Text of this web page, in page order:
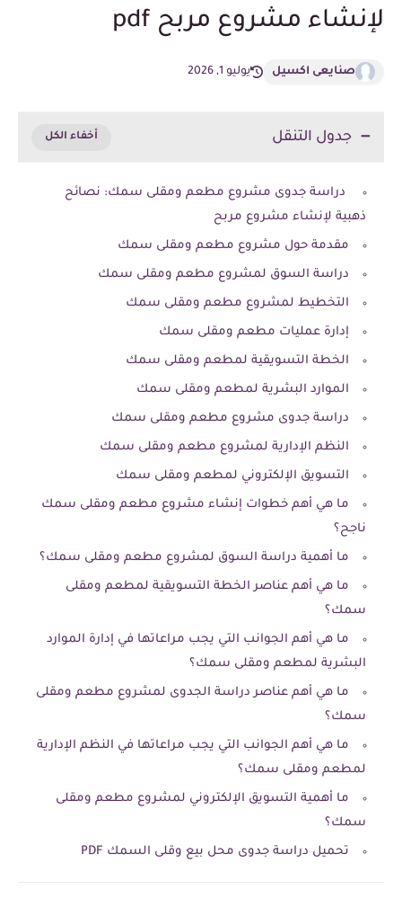
لإنشاء مشروع مربح pdf
صنايعى اكسيل يوليو 1, 2026
جدول التنقل
دراسة جدوى مشروع مطعم ومقلى سمك: نصائح
ذهبية لإنشاء مشروع مربح
مقدمة حول مشروع مطعم ومقلى سمك
دراسة السوق لمشروع مطعم ومقلى سمك
التخطيط لمشروع مطعم ومقلى سمك
إدارة عمليات مطعم ومقلى سمك
الخطة التسويقية لمطعم ومقلى سمك
الموارد البشرية لمطعم ومقلى سمك
دراسة جدوى مشروع مطعم ومقلى سمك
النظم الإدارية لمشروع مطعم ومقلى سمك
التسويق الإلكتروني لمطعم ومقلى سمك
ما هي أهم خطوات إنشاء مشروع مطعم ومقلى سمك
ناجح؟
ما أهمية دراسة السوق لمشروع مطعم ومقلى سمك؟
ما هي أهم عناصر الخطة التسويقية لمطعم ومقلى
سمك؟
ما هي أهم الجوانب التي يجب مراعاتها في إدارة الموارد
البشرية لمطعم ومقلى سمك؟
ما هي أهم عناصر دراسة الجدوى لمشروع مطعم ومقلى
سمك؟
ما هي أهم الجوانب التي يجب مراعاتها في النظم الإدارية
لمطعم ومقلى سمك؟
ما أهمية التسويق الإلكتروني لمشروع مطعم ومقلى
سمك؟
تحميل دراسة جدوى محل بيع وقلى السمك PDF